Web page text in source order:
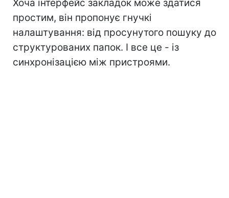
Хоча інтерфейс закладок може здатися
простим, він пропонує гнучкі
налаштування: від просунутого пошуку до
структурованих папок. І все це - із
синхронізацією між пристроями.